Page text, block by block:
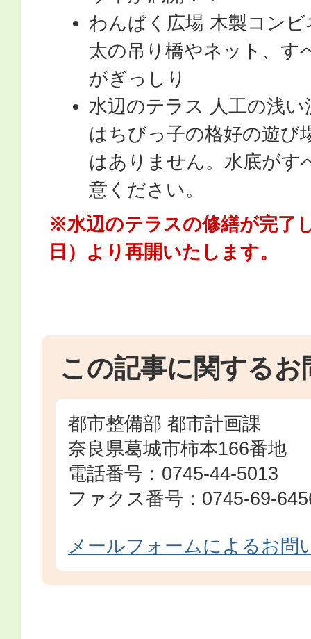
わんぱく広場 木製コン
太の吊り橋やネット、す
がぎっしり
水辺のテラス 人工の浅
はちびっ子の格好の遊び
はありません。水底がす
意ください。
※水辺のテラスの修繕が完了
日）より再開いたします。
この記事に関するお
都市整備部 都市計画課
奈良県葛城市柿本166番地
電話番号：0745-44-5013
ファクス番号：0745-69-
メールフォームによるお問